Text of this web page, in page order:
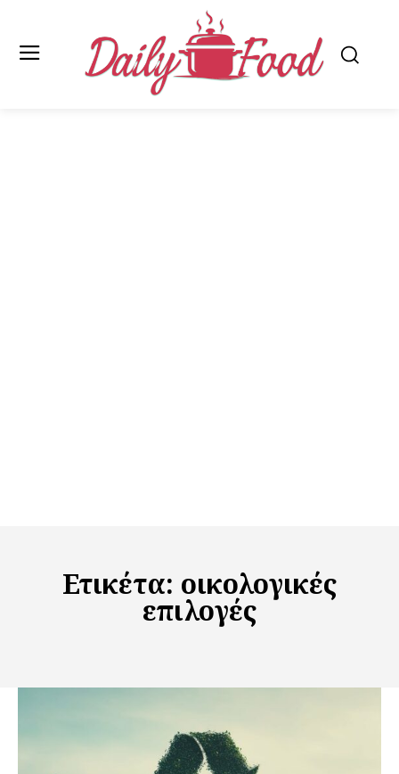
Ετικέτα: οικολογικές
επιλογές